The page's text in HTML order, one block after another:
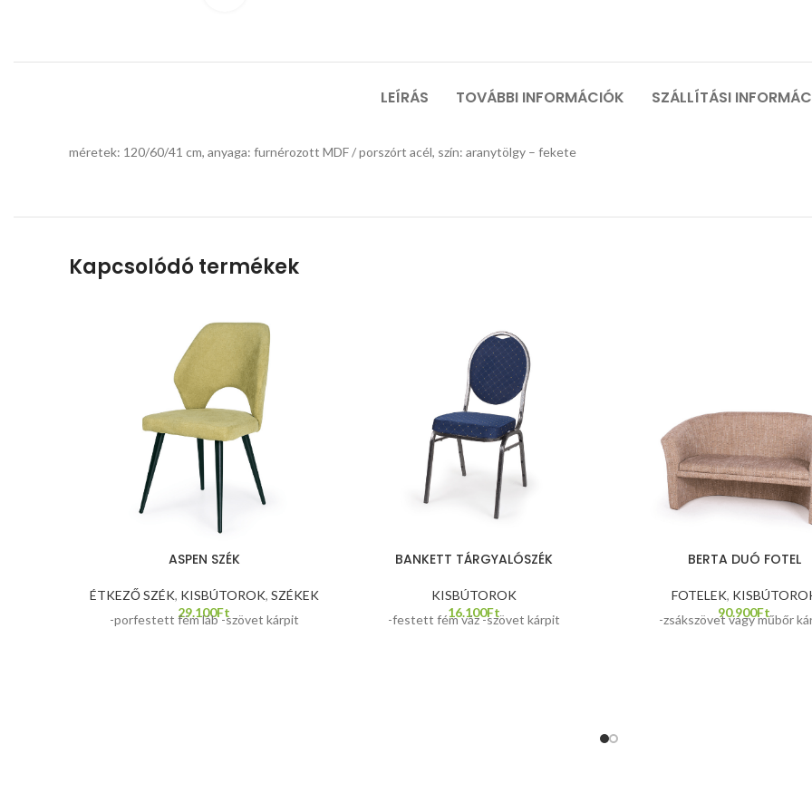
LEÍRÁS TOVÁBBI INFORMÁCIÓK SZÁLLÍTÁSI
méretek: 120/60/41 cm, anyaga: furnérozott MDF / porszórt acél, szín: aranytölgy – fekete
Kapcsolódó termékek
ASPEN SZÉK
ÉTKEZŐ SZÉK, KISBÚTOROK, SZÉKEK
29.100Ft
-porfestett fém láb -szövet kárpit
BANKETT TÁRGYALÓSZÉK
KISBÚTOROK
16.100Ft
-festett fém váz -szövet kárpit
BERTA DUÓ FOTEL
FOTELEK,
90.900Ft
-zsákszövet vagy műbőr